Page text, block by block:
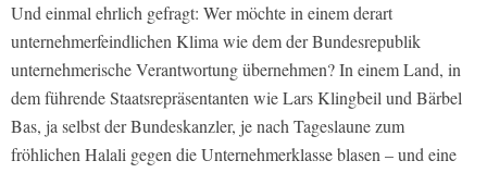
Und einmal ehrlich gefragt: Wer möchte in einem derart
unternehmerfeindlichen Klima wie dem der Bundesrepublik
unternehmerische Verantwortung übernehmen? In einem Land, in
dem führende Staatsrepräsentanten wie Lars Klingbeil und Bärbel
Bas, ja selbst der Bundeskanzler, je nach Tageslaune zum
fröhlichen Halali gegen die Unternehmerklasse blasen – und eine